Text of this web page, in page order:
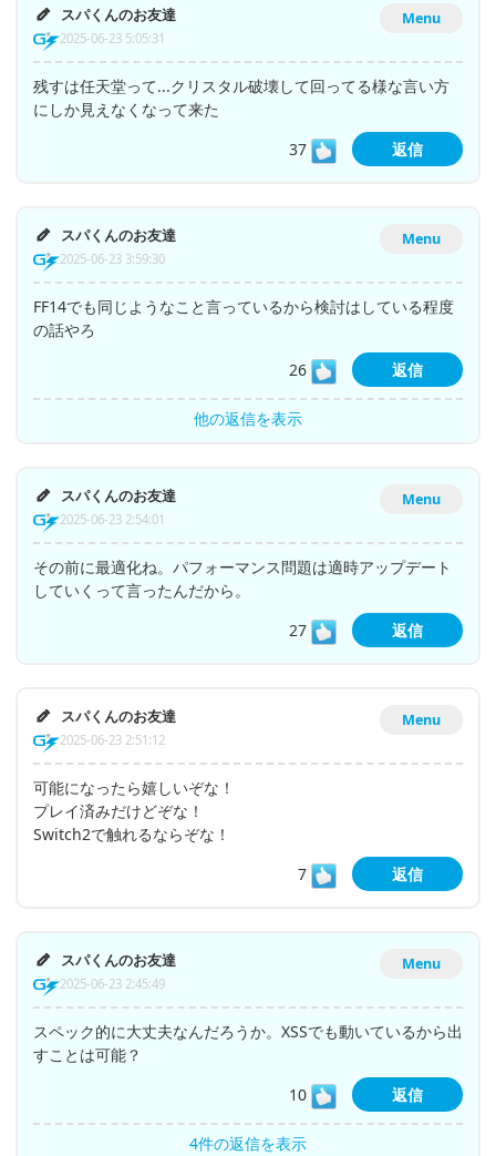
Menu
スパくんのお友達
2025-06-23 5:05:31
残すは任天堂って...クリスタル破壊して回ってる様な言い方
にしか見えなくなって来た
37
返信
Menu
スパくんのお友達
2025-06-23 3:59:30
FF14でも同じようなこと言っているから検討はしている程度
の話やろ
26
返信
他の返信を表示
Menu
スパくんのお友達
2025-06-23 2:54:01
その前に最適化ね。パフォーマンス問題は適時アップデート
していくって言ったんだから。
27
返信
Menu
スパくんのお友達
2025-06-23 2:51:12
可能になったら嬉しいぞな！
プレイ済みだけどぞな！
Switch2で触れるならぞな！
7
返信
Menu
スパくんのお友達
2025-06-23 2:45:49
スペック的に大丈夫なんだろうか。XSSでも動いているから出
すことは可能？
10
返信
4件の返信を表示